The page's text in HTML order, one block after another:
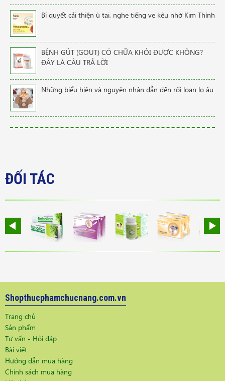
Bí quyết cải thiện ù tai, nghe tiếng ve kêu nhờ Kim Thính
BỆNH GÚT (GOUT) CÓ CHỮA KHỎI ĐƯỢC KHÔNG?
ĐÂY LÀ CÂU TRẢ LỜI
Những biểu hiện và nguyên nhân dẫn đến rối loạn lo âu
ĐỐI TÁC
Shopthucphamchucnang.com.vn
Trang chủ
Sản phẩm
Tư vấn - Hỏi đáp
Bài viết
Hướng dẫn mua hàng
Chính sách mua hàng